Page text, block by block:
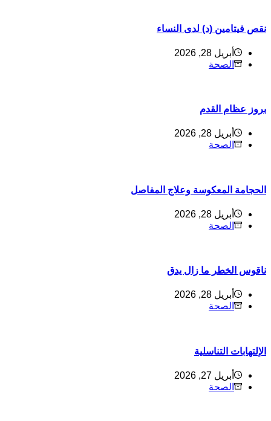
فيتامين (د) لدى النساء
أبريل 28, 2026
الصحة
عظام القدم
أبريل 28, 2026
الصحة
المعكوسة وعلاج المفاصل
أبريل 28, 2026
الصحة
الخطر ما زال يدق
أبريل 28, 2026
الصحة
التناسلية
أبريل 27, 2026
الصحة